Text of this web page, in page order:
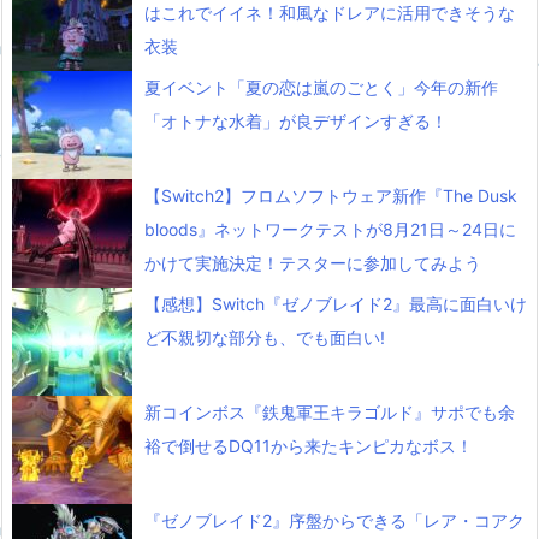
はこれでイイネ！和風なドレアに活用できそうな
衣装
夏イベント「夏の恋は嵐のごとく」今年の新作
「オトナな水着」が良デザインすぎる！
【Switch2】フロムソフトウェア新作『The Dusk
bloods』ネットワークテストが8月21日～24日に
かけて実施決定！テスターに参加してみよう
【感想】Switch『ゼノブレイド2』最高に面白いけ
ど不親切な部分も、でも面白い!
新コインボス『鉄鬼軍王キラゴルド』サポでも余
裕で倒せるDQ11から来たキンピカなボス！
『ゼノブレイド2』序盤からできる「レア・コアク